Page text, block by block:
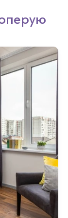
оперую